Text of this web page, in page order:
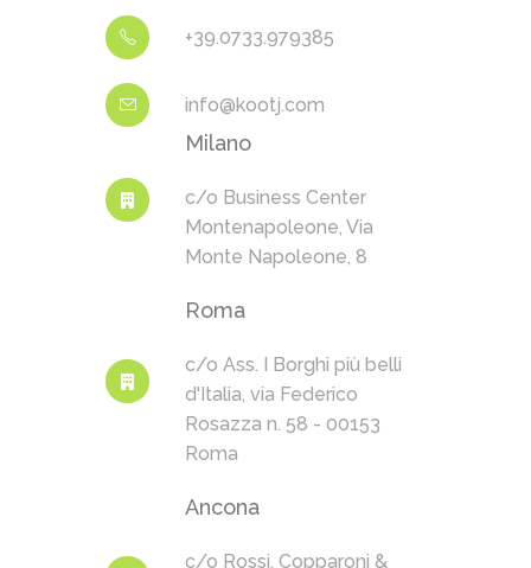
+39.0733.979385
info@kootj.com
Milano
c/o Business Center
Montenapoleone, Via
Monte Napoleone, 8
Roma
c/o Ass. I Borghi più belli
d'Italia, via Federico
Rosazza n. 58 - 00153
Roma
Ancona
c/o Rossi, Copparoni &